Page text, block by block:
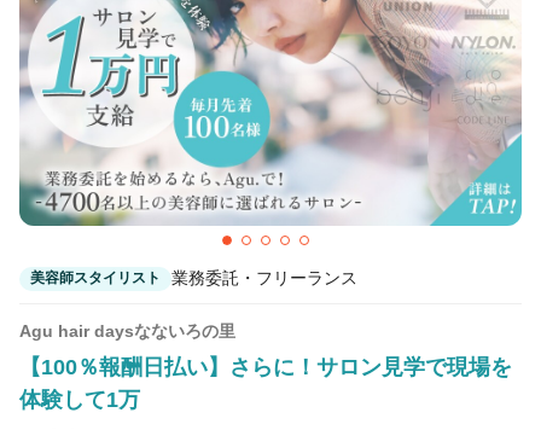
ヘアショー・撮影会・コンテスト 詳細条件を変更
この条件の求人数 3 件
検索する
美容師スタイリスト 業務委託・フリーランス
Agu hair daysなないろの里
【100％報酬日払い】さらに！サロン見学で現場を
体験して1万